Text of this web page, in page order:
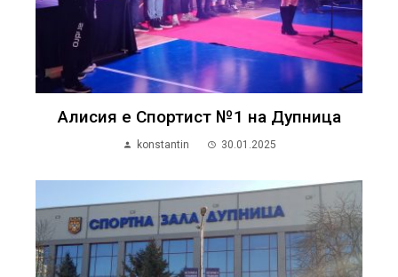
Алисия е Спортист №1 на Дупница
konstantin 30.01.2025